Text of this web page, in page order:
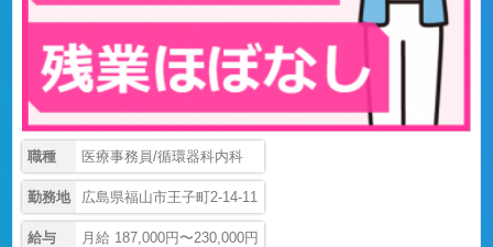
職種 医療事務員/循環器科内科
勤務地 広島県福山市王子町2-14-11
給与 月給 187,000円〜230,000円